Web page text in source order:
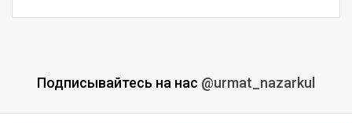
Подписывайтесь на нас @urmat_nazarkul